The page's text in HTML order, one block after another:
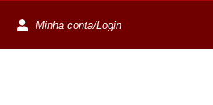
Minha conta/Login